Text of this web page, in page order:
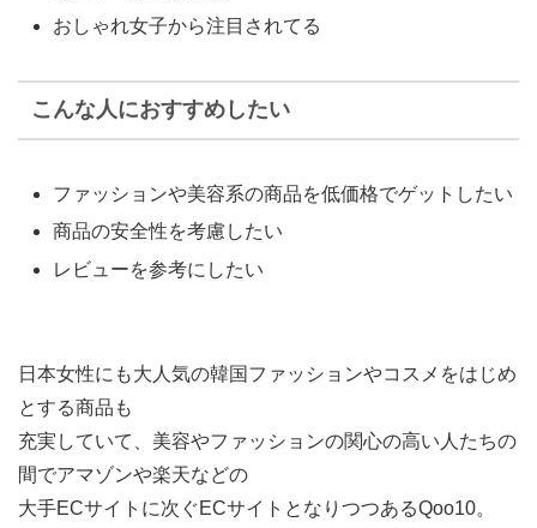
おしゃれ女子から注目されてる
こんな人におすすめしたい
ファッションや美容系の商品を低価格でゲットしたい
商品の安全性を考慮したい
レビューを参考にしたい
日本女性にも大人気の韓国ファッションやコスメをはじめ
とする商品も
充実していて、美容やファッションの関心の高い人たちの
間でアマゾンや楽天などの
大手ECサイトに次ぐECサイトとなりつつあるQoo10。